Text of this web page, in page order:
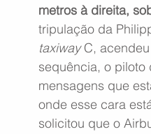
metros à direita,
tripulação da
taxiway C, acendeu
sequência, o piloto
mensagens que
onde esse cara
solicitou que o